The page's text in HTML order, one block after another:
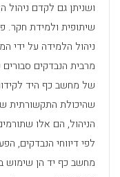
ושניתן גם לקדם ניהול
שיתופית ולמידת חקר.
ניהול הלמידה על ידי
מרבית הנבדקים
של מחשב כף היד
שהיכולת התקשורתית
הניהול, הם אלו
לפי דיווחי הנבדקים,
מחשב כף יד הן שימוש